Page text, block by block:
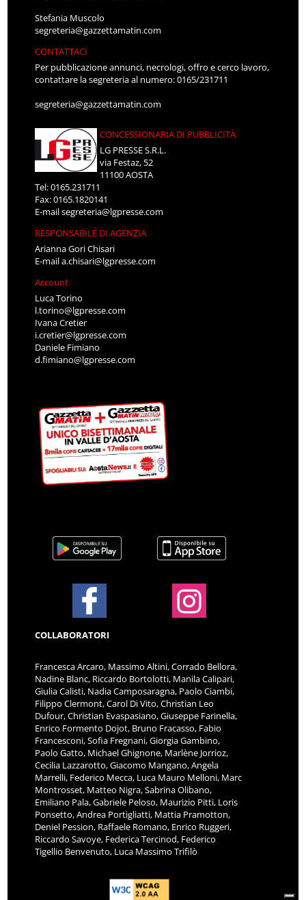
Stefania Muscolo
segreteria@gazzettamatin.com
CONTATTACI
Per pubblicazione annunci, necrologi, offro e cerco lavoro,
contattare la segreteria al numero: 0165/231711
segreteria@gazzettamatin.com
CONCESSIONARIA DI PUBBLICITÀ
LG PRESSE S.R.L.
via Festaz, 52
11100 AOSTA
Tel: 0165.231711
Fax: 0165.1820141
E-mailsegreteria@lgpresse.com
RESPONSABILE DI AGENZIA
Arianna Gori Chisari
E-maila.chisari@lgpresse.com
Account
Luca Torino
l.torino@lgpresse.com
Ivana Cretier
i.cretier@lgpresse.com
Daniele Fimiano
d.fimiano@lgpresse.com
COLLABORATORI
Francesca Arcaro, Massimo Altini, Corrado Bellora,
Nadine Blanc, Riccardo Bortolotti, Manila Calipari,
Giulia Calisti, Nadia Camposaragna, Paolo Ciambi,
Filippo Clermont, Carol Di Vito, Christian Leo
Dufour, Christian Evaspasiano, Giuseppe Farinella,
Enrico Formento Dojot, Bruno Fracasso, Fabio
Francesconi, Sofia Fregnani, Giorgia Gambino,
Paolo Gatto, Michael Ghignone, Marlène Jorrioz,
Cecilia Lazzarotto, Giacomo Mangano, Angela
Marrelli, Federico Mecca, Luca Mauro Melloni, Marc
Montrosset, Matteo Nigra, Sabrina Olibano,
Emiliano Pala, Gabriele Peloso, Maurizio Pitti, Loris
Ponsetto, Andrea Portigliatti, Mattia Pramotton,
Deniel Pession, Raffaele Romano, Enrico Ruggeri,
Riccardo Savoye, Federica Tercinod, Federico
Tigellio Benvenuto, Luca Massimo Trifilò